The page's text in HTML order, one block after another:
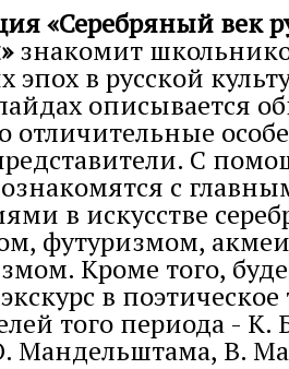
«Серебряный век
знакомит
эпох в русской
описывается
отличительные
С
с
в искусстве
футуризмом,
Кроме того,
в поэтическое
того периода - К.
Мандельштама, В.